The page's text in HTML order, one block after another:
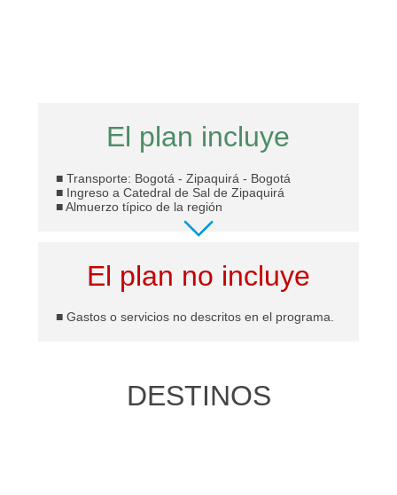
El plan incluye
■ Transporte: Bogotá - Zipaquirá - Bogotá
■ Ingreso a Catedral de Sal de Zipaquirá
■ Almuerzo típico de la región
El plan no incluye
■ Gastos o servicios no descritos en el programa.
DESTINOS